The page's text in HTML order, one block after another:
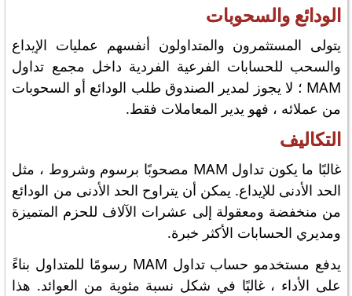
الودائع والسحوبات
يتولى المستثمرون والمتداولون أنفسهم عمليات الإيداع
والسحب للحسابات الفرعية الفردية داخل مجمع تداول
MAM ؛ لا يجوز لمدير الصندوق طلب الودائع أو السحوبات
من عملائه ، فهو يدير المعاملات فقط.
التكاليف
غالبًا ما يكون تداول MAM مصحوبًا برسوم وشروط ، مثل
الحد الأدنى للإيداع. يمكن أن يتراوح الحد الأدنى من الودائع
من منخفضة ومعقولة إلى عشرات الآلاف للحزم المتميزة
ومديري الحسابات الأكثر خبرة.
يدفع مستخدمو حساب تداول MAM رسومًا للمتداول بناءً
على الأداء ، غالبًا في شكل نسبة مئوية من العوائد. هذا